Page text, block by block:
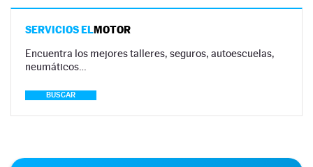
SERVICIOS ELMOTOR
Encuentra los mejores talleres, seguros, autoescuelas,
neumáticos…
BUSCAR